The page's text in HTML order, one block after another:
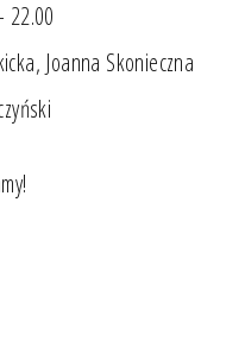
22.00
Joanna Skonieczna